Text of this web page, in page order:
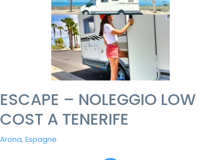
ESCAPE – NOLEGGIO LOW
COST A TENERIFE
Arona, Espagne